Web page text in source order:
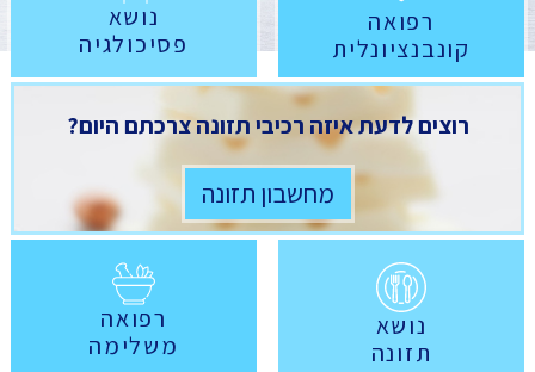
רפואה
קונבנציונלית
נושא
פסיכולגיה
רוצים לדעת איזה רכיבי תזונה צרכתם היום?
מחשבון תזונה
נושא
תזונה
רפואה
משלימה